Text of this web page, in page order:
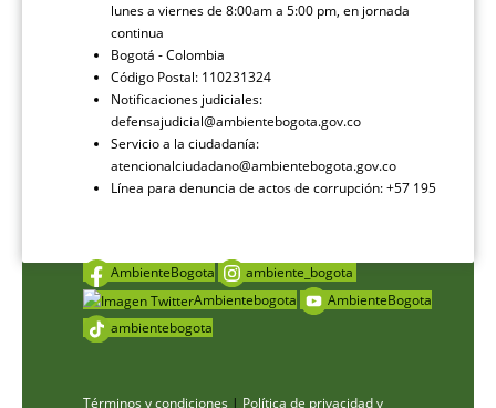
lunes a viernes de 8:00am a 5:00 pm, en jornada
continua
Bogotá - Colombia
Código Postal: 110231324
Notificaciones judiciales:
defensajudicial@ambientebogota.gov.co
Servicio a la ciudadanía:
atencionalciudadano@ambientebogota.gov.co
Línea para denuncia de actos de corrupción: +57 195
AmbienteBogota
ambiente_bogota
Ambientebogota
AmbienteBogota
ambientebogota
Términos y condiciones | Política de privacidad y